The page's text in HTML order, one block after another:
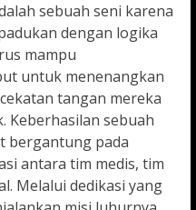
sebuah seni karena
dengan logika
mampu
untuk menenangkan
tangan mereka
Keberhasilan sebuah
bergantung pada
antara tim medis, tim
Melalui dedikasi yang